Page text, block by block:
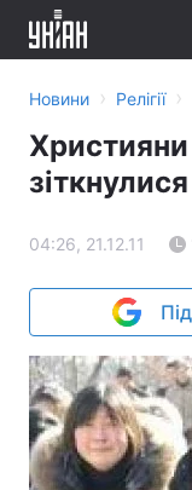
Новини › Релігії ›
Християни
04:26, 21.12.11